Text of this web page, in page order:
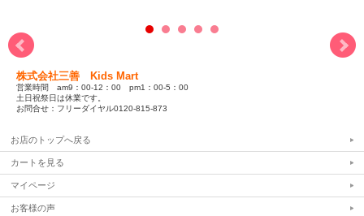
株式会社三善 Kids Mart
営業時間 am9：00-12：00 pm1：00-5：00
土日祝祭日は休業です。
お問合せ：フリーダイヤル0120-815-873
お店のトップへ戻る
カートを見る
マイページ
お客様の声